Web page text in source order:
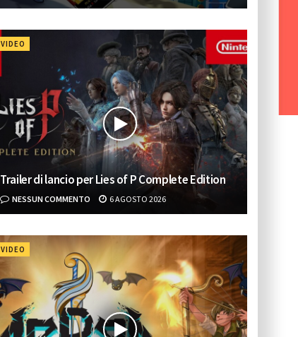
VIDEO
Trailer di lancio per Lies of P Complete Edition
NESSUN COMMENTO 6 AGOSTO 2026
VIDEO